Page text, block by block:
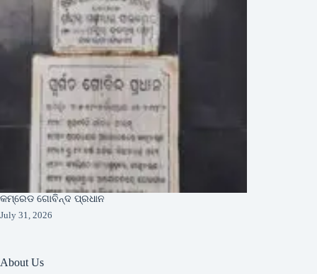
କମ୍ରେଡ ଗୋବିନ୍ଦ ପ୍ରଧାନ
July 31, 2026
About Us